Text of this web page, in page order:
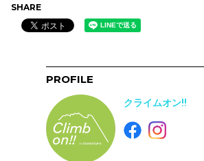
SHARE
PROFILE
クライムオン!!